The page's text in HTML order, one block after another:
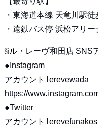
・東海道本線 天竜川駅徒
・遠鉄バス停 浜松アリ
§ル・レーヴ和田店 SNS
●Instagram
アカウント lerevewada
https://
●Twitter
アカウント